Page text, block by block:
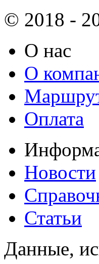
© 2018 -
О нас
О
Оплата
Новости
Статьи
Данные,